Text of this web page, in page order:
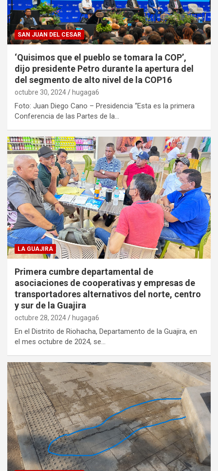
SAN JUAN DEL CESAR
‘Quisimos que el pueblo se tomara la COP’,
dijo presidente Petro durante la apertura del
del segmento de alto nivel de la COP16
octubre 30, 2024 hugaga6
Foto: Juan Diego Cano – Presidencia “Esta es la primera
Conferencia de las Partes de la…
LA GUAJIRA
Primera cumbre departamental de
asociaciones de cooperativas y empresas de
transportadores alternativos del norte, centro
y sur de la Guajira
octubre 28, 2024 hugaga6
En el Distrito de Riohacha, Departamento de la Guajira, en
el mes octubre de 2024, se…